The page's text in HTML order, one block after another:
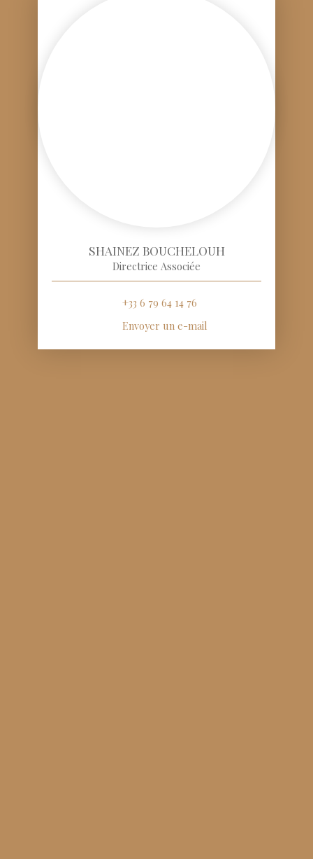
SHAINEZ BOUCHELOUH
Directrice Associée
+33 6 79 64 14 76
Envoyer un e-mail